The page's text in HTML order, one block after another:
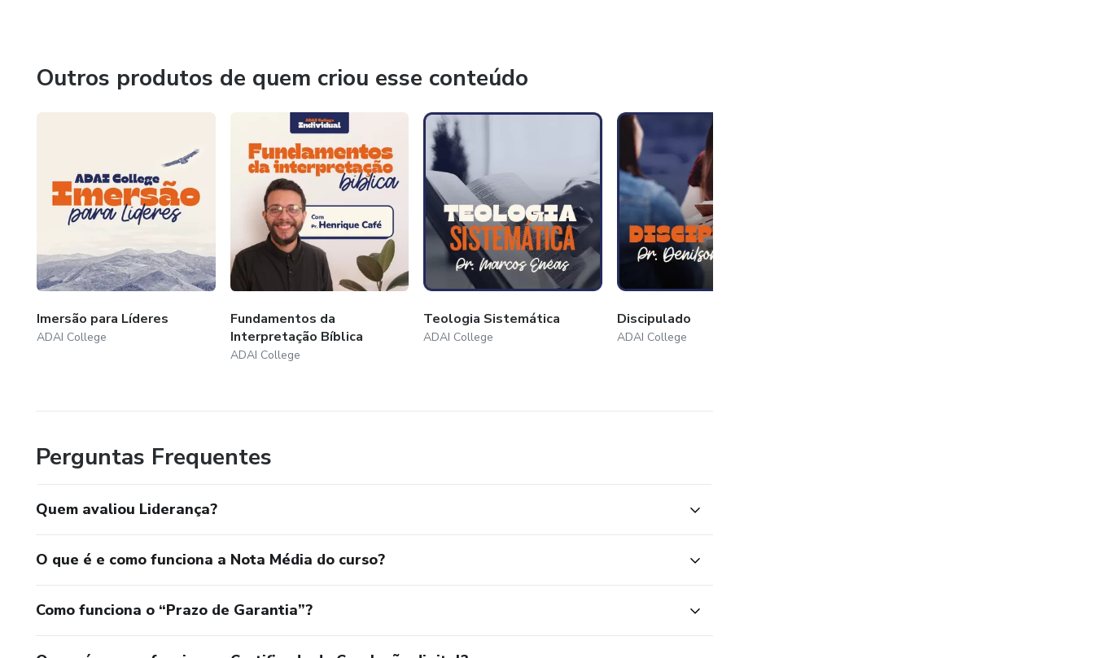
Outros produtos de quem criou esse conteúdo
Imersão para Líderes
ADAI College
Fundamentos da
Interpretação Bíblica
ADAI College
Teologia Sistemática
ADAI College
Discipulado
ADAI College
Perguntas Frequentes
Quem avaliou Liderança?
O que é e como funciona a Nota Média do curso?
Como funciona o “Prazo de Garantia”?